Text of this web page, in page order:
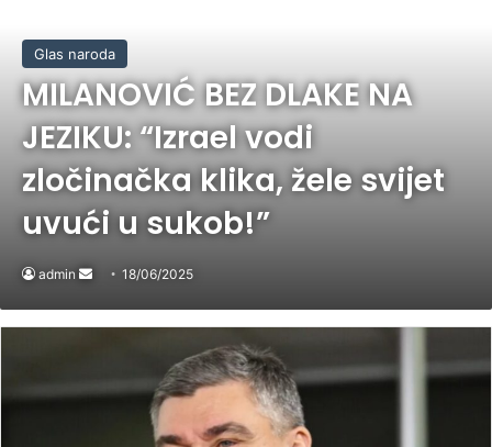
Glas naroda
MILANOVIĆ BEZ DLAKE NA
JEZIKU: “Izrael vodi
zločinačka klika, žele svijet
uvući u sukob!”
admin
Send
email
18/06/2025